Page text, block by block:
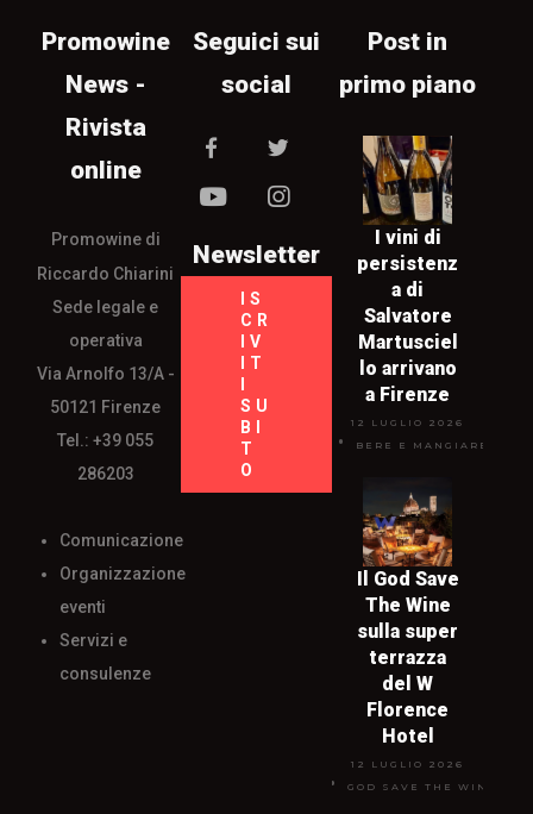
Promowine
News -
Rivista
online
Promowine di
Riccardo Chiarini
Sede legale e
operativa
Via Arnolfo 13/A -
50121 Firenze
Tel.: +39 055
286203
Comunicazione
Organizzazione
eventi
Servizi e
consulenze
Seguici sui
social
Newsletter
IS
CR
IV
IT
SU
BI
T
O
Post in
primo piano
I vini di
persistenz
a di
Salvatore
Martusciel
lo arrivano
a Firenze
12 LUGLIO 2026
BERE E MANGIARE
Il God Save
The Wine
sulla super
terrazza
del W
Florence
Hotel
12 LUGLIO 2026
GOD SAVE THE WINE